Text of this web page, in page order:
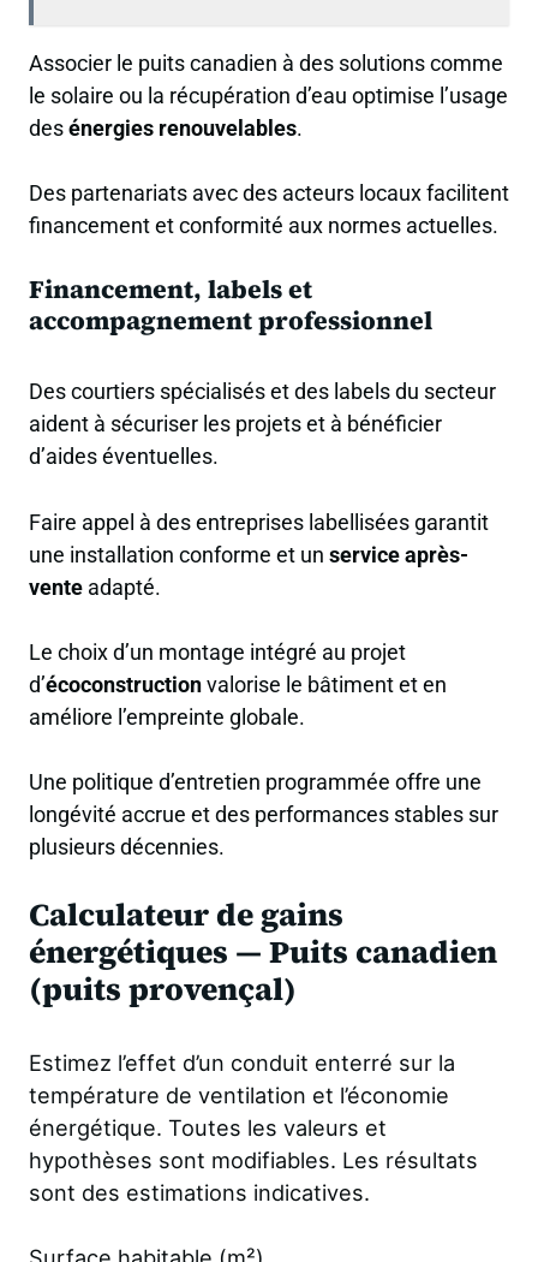
Associer le puits canadien à des solutions comme
le solaire ou la récupération d’eau optimise l’usage
desénergies renouvelables.
Des partenariats avec des acteurs locaux facilitent
financement et conformité aux normes actuelles.
Financement, labels et
accompagnement professionnel
Des courtiers spécialisés et des labels du secteur
aident à sécuriser les projets et à bénéficier
d’aides éventuelles.
Faire appel à des entreprises labellisées garantit
une installation conforme et un service après-
vente adapté.
Le choix d’un montage intégré au projet
d’écoconstructionvalorise le bâtiment et en
améliore l’empreinte globale.
Une politique d’entretien programmée offre une
longévité accrue et des performances stables sur
plusieurs décennies.
Calculateur de gains
énergétiques — Puits canadien
(puits provençal)
Estimez l’effet d’un conduit enterré sur la
température de ventilation et l’économie
énergétique. Toutes les valeurs et
hypothèses sont modifiables. Les résultats
sont des estimations indicatives.